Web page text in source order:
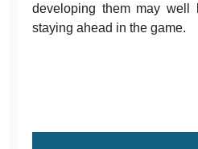
developing them may
staying ahead in the game.